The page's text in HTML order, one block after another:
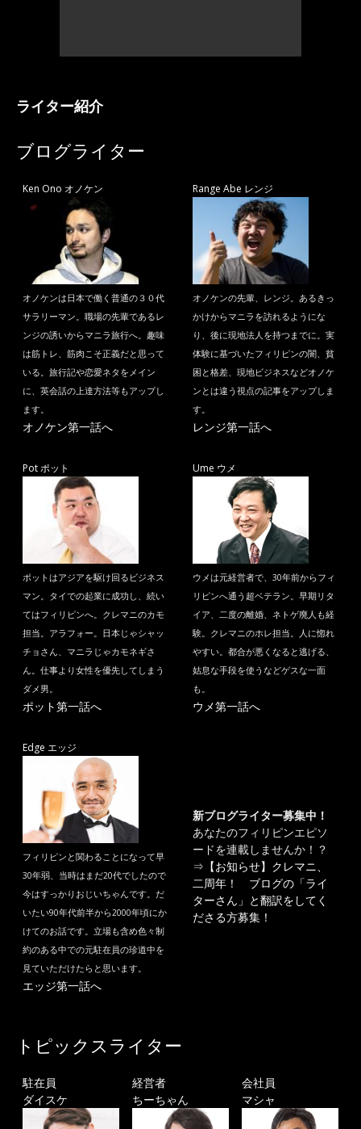
ライター紹介
ブログライター
Ken Ono オノケン
オノケンは日本で働く普通の３０代
サラリーマン。職場の先輩であるレ
ンジの誘いからマニラ旅行へ。趣味
は筋トレ、筋肉こそ正義だと思って
いる。旅行記や恋愛ネタをメイン
に、英会話の上達方法等もアップし
ます。
オノケン第一話へ
Range Abe レンジ
オノケンの先輩、レンジ。あるきっ
かけからマニラを訪れるようにな
り、後に現地法人を持つまでに。実
体験に基づいたフィリピンの闇、貧
困と格差、現地ビジネスなどオノケ
ンとは違う視点の記事をアップしま
す。
レンジ第一話へ
Pot ポット
ポットはアジアを駆け回るビジネス
マン。タイでの起業に成功し、続い
てはフィリピンへ。クレマニのカモ
担当。アラフォー。日本じゃシャッ
チョさん、マニラじゃカモネギさ
ん。仕事より女性を優先してしまう
ダメ男。
ポット第一話へ
Ume ウメ
ウメは元経営者で、30年前からフィ
リピンへ通う超ベテラン。早期リタ
イア、二度の離婚、ネトゲ廃人も経
験。クレマニのホレ担当。人に惚れ
やすい。都合が悪くなると逃げる、
姑息な手段を使うなどゲスな一面
も。
ウメ第一話へ
Edge エッジ
フィリピンと関わることになって早
30年弱、当時はまだ20代でしたので
今はすっかりおじいちゃんです。だ
いたい90年代前半から2000年頃にか
けてのお話です。立場も含め色々制
約のある中での元駐在員の珍道中を
見ていただけたらと思います。
エッジ第一話へ
新ブログライター募集中！
あなたのフィリピンエピソ
ードを連載しませんか！？
⇒ 【お知らせ】クレマニ、
二周年！ ブログの「ライ
ターさん」と翻訳をしてく
ださる方募集！
トピックスライター
駐在員
ダイスケ
経営者
ちーちゃん
会社員
マシャ